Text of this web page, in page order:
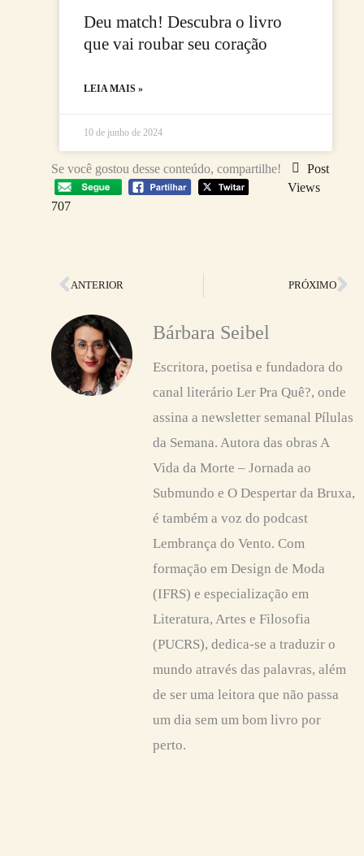
Deu match! Descubra o livro
que vai roubar seu coração
LEIA MAIS »
10 de junho de 2024
Se você gostou desse conteúdo, compartilhe!
Post
Views
707
Anterior
ANTERIOR PRÓXIMO
Bárbara Seibel
Escritora, poetisa e fundadora do
canal literário Ler Pra Quê?, onde
assina a newsletter semanal Pílulas
da Semana. Autora das obras A
Vida da Morte – Jornada ao
Submundo e O Despertar da Bruxa,
é também a voz do podcast
Lembrança do Vento. Com
formação em Design de Moda
(IFRS) e especialização em
Literatura, Artes e Filosofia
(PUCRS), dedica-se a traduzir o
mundo através das palavras, além
de ser uma leitora que não passa
um dia sem um bom livro por
perto.